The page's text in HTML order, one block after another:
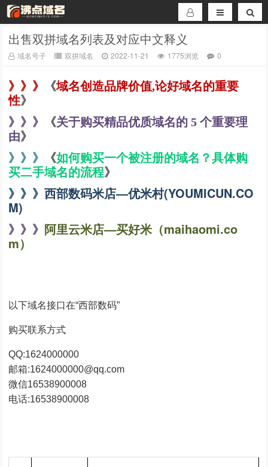
出售双拼域名列表及对应中文释义
域名号子 双拼域名 2022-11-21 1775浏览 0
》》》 《域名创造品牌价值,论好域名的重要
性》
》》》 《关于购买精品优质域名的 5 个重要理
由》
》》》
《如何购买一个被注册的域名？具体购
买二手域名的流程》
》》》西部数码米店—优米村(YOUMICUN.CO
M)
》》》 阿里云米店—买好米（maihaomi.co
m）
以下域名接口在“西部数码”
购买联系方式
QQ:1624000000
邮箱:1624000000@qq.com
微信16538900008
电话:16538900008